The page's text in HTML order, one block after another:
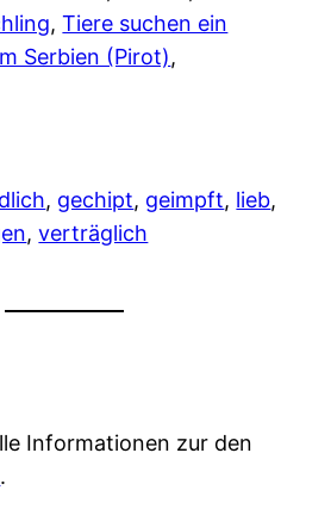
, Tiere suchen ein
Serbien (Pirot)
, gechipt, geimpft, lieb
, verträglich
Informationen zur den
.